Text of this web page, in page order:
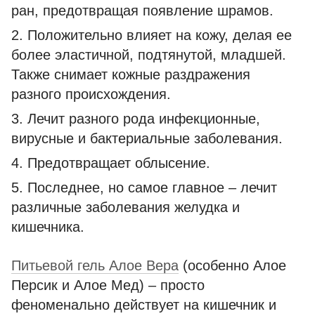
ран, предотвращая появление шрамов.
2. Положительно влияет на кожу, делая ее
более эластичной, подтянутой, младшей.
Также снимает кожные раздражения
разного происхождения.
3. Лечит разного рода инфекционные,
вирусные и бактериальные заболевания.
4. Предотвращает облысение.
5. Последнее, но самое главное – лечит
различные заболевания желудка и
кишечника.
Питьевой гель Алое Вера (особенно Алое
Персик и Алое Мед) – просто
феноменально действует на кишечник и